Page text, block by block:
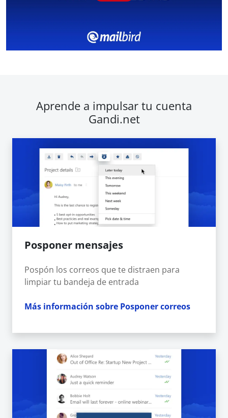
Aprende a impulsar tu cuenta
Gandi.net
Posponer mensajes
Pospón los correos que te distraen para
limpiar tu bandeja de entrada
Más información sobre Posponer correos